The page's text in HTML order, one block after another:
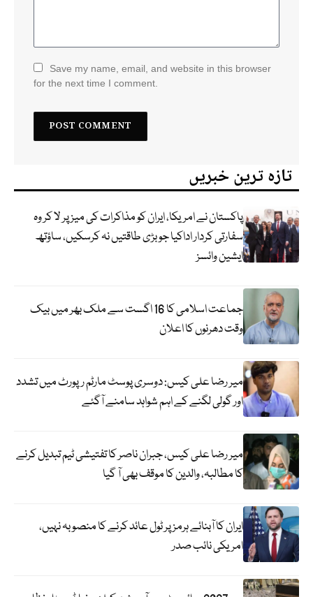
Save my name, email, and website in this browser
for the next time I comment.
تازہ ترین خبریں
پاکستان نے امریکا، ایران کو مذاکرات کی میز پر لا کر وہ
سفارتی کردار اداکیا جو بڑی طاقتیں نہ کرسکیں، ساؤتھ
ایشین وائسز
جماعت اسلامی کا 16 اگست سے ملک بھر میں بیک
وقت دھرنوں کا اعلان
میر رضا علی کیس: دوسری پوسٹ مارٹم رپورٹ میں تشدد
اور گولی لگنے کے اہم شواہد سامنے آگئے
میر رضا علی کیس، جبران ناصر کا تفتیشی ٹیم تبدیل کرنے
کا مطالبہ، والدین کا موقف بھی آ گیا
ایران کا آبنائے ہرمز پر ٹول عائد کرنے کا منصوبہ نہیں،
امریکی نائب صدر